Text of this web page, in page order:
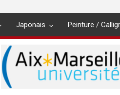
Japonais Peinture /